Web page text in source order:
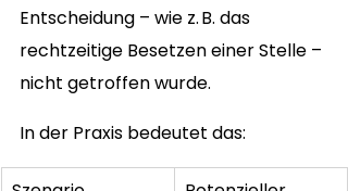
Entscheidung – wie z. B. das
rechtzeitige Besetzen einer Stelle –
nicht getroffen wurde.
In der Praxis bedeutet das: